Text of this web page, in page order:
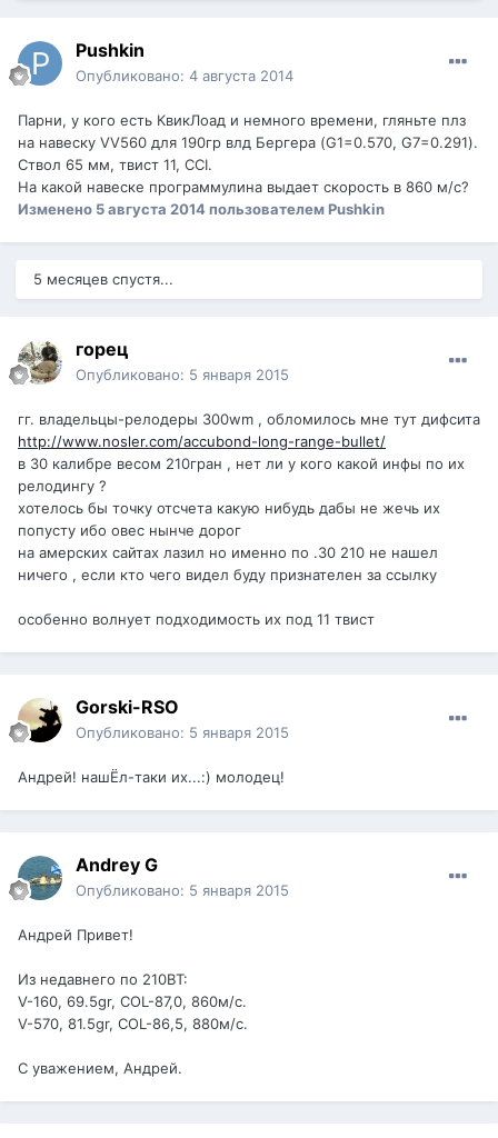
Pushkin
Опубликовано: 4 августа 2014
Парни, у кого есть КвикЛоад и немного времени, гляньте плз
на навеску VV560 для 190гр влд Бергера (G1=0.570, G7=0.291).
Ствол 65 мм, твист 11, CCI.
На какой навеске программулина выдает скорость в 860 м/с?
Изменено 5 августа 2014пользователем Pushkin
5 месяцев спустя...
горец
Опубликовано: 5 января 2015
гг. владельцы-релодеры 300wm , обломилось мне тут дифсита
http://www.nosler.com/accubond-long-range-bullet/
в 30 калибре весом 210гран , нет ли у кого какой инфы по их
релодингу ?
хотелось бы точку отсчета какую нибудь дабы не жечь их
попусту ибо овес нынче дорог
на амерских сайтах лазил но именно по .30 210 не нашел
ничего , если кто чего видел буду признателен за ссылку
особенно волнует подходимость их под 11 твист
Gorski-RSO
Опубликовано: 5 января 2015
Андрей! нашЁл-таки их...:) молодец!
Andrey G
Опубликовано: 5 января 2015
Андрей Привет!
Из недавнего по 210BT:
V-160, 69.5gr, COL-87,0, 860м/с.
V-570, 81.5gr, COL-86,5, 880м/с.
С уважением, Андрей.